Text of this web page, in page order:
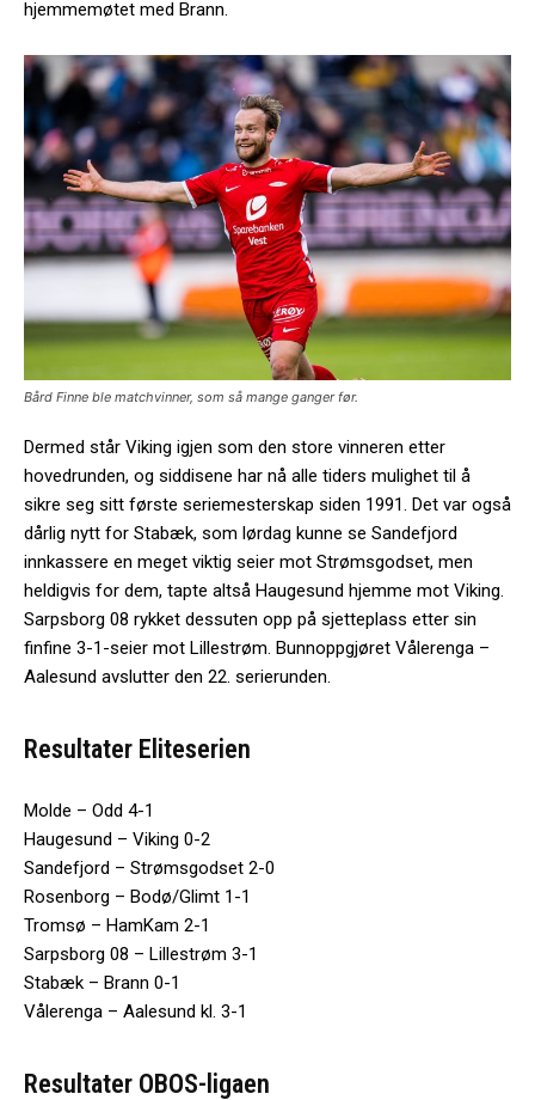
hjemmemøtet med Brann.
Bård Finne ble matchvinner, som så mange ganger før.
Dermed står Viking igjen som den store vinneren etter
hovedrunden, og siddisene har nå alle tiders mulighet til å
sikre seg sitt første seriemesterskap siden 1991. Det var også
dårlig nytt for Stabæk, som lørdag kunne se Sandefjord
innkassere en meget viktig seier mot Strømsgodset, men
heldigvis for dem, tapte altså Haugesund hjemme mot Viking.
Sarpsborg 08 rykket dessuten opp på sjetteplass etter sin
finfine 3-1-seier mot Lillestrøm. Bunnoppgjøret Vålerenga –
Aalesund avslutter den 22. serierunden.
Resultater Eliteserien
Molde – Odd 4-1
Haugesund – Viking 0-2
Sandefjord – Strømsgodset 2-0
Rosenborg – Bodø/Glimt 1-1
Tromsø – HamKam 2-1
Sarpsborg 08 – Lillestrøm 3-1
Stabæk – Brann 0-1
Vålerenga – Aalesund kl. 3-1
Resultater OBOS-ligaen